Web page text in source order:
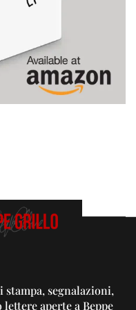
segnalazioni,
aperte a Beppe